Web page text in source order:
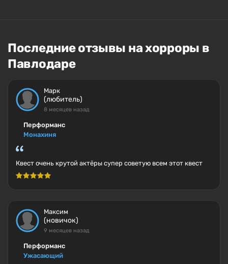
Последние отзывы на хорроры в
Павлодаре
Марк
(любитель)
8 месяцев назад
Перформанс
Монахиня
Квест очень крутой актёры супер советую всем этот квест
Максим
(новичок)
9 месяцев назад
Перформанс
Ужасающий